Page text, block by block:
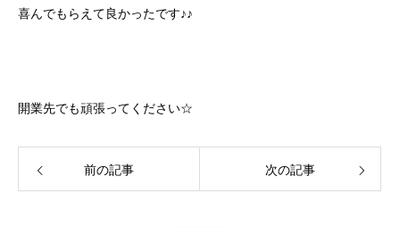
喜んでもらえて良かったです♪♪
開業先でも頑張ってください☆
前の記事 次の記事